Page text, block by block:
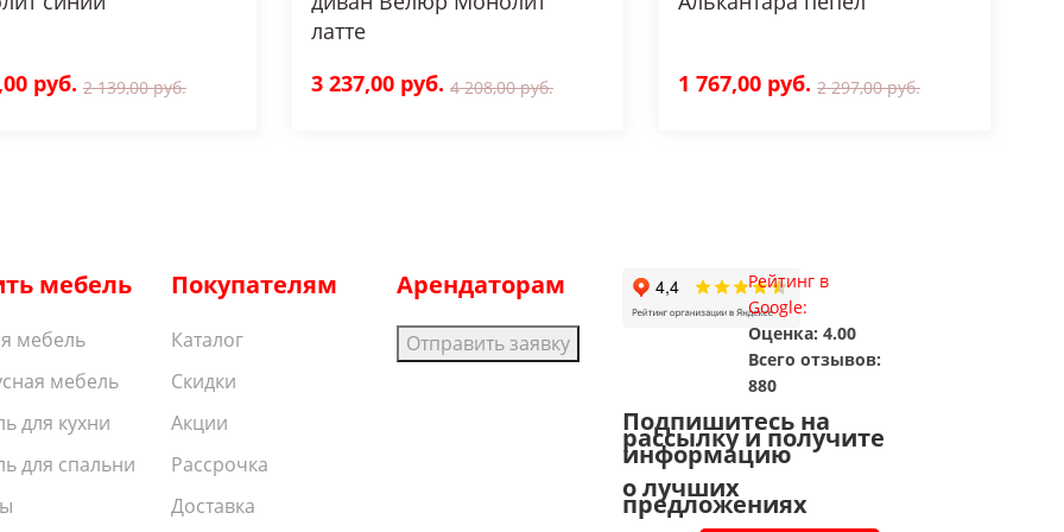
руб. 2 139,00 руб.
латте
3 237,00 руб. 4 208,00 руб. 1 767,00 руб. 2 297,00 руб.
мебель
мебель
мебель
для кухни
для спальни
Покупателям
Каталог
Скидки
Акции
Рассрочка
Доставка
Арендаторам
Отправить заявку
Рейтинг в
Google:
Оценка: 4.00
Всего отзывов:
880
Подпишитесь на
рассылку и получите
информацию
о лучших
предложениях